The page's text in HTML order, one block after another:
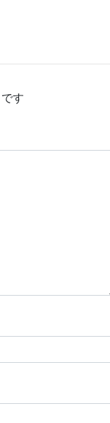
す